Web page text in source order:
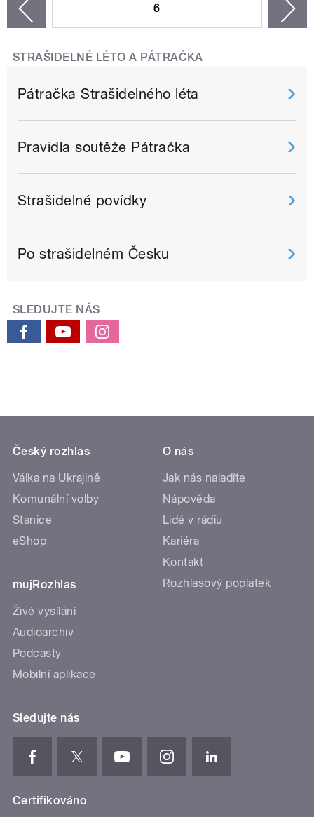
6
STRAŠIDELNÉ LÉTO A PÁTRAČKA
Pátračka Strašidelného léta
Pravidla soutěže Pátračka
Strašidelné povídky
Po strašidelném Česku
SLEDUJTE NÁS
Český rozhlas
Válka na Ukrajině
Komunální volby
Stanice
eShop
mujRozhlas
Živé vysílání
Audioarchiv
Podcasty
Mobilní aplikace
O nás
Jak nás naladíte
Nápověda
Lidé v rádiu
Kariéra
Kontakt
Rozhlasový poplatek
Sledujte nás
Certifikováno